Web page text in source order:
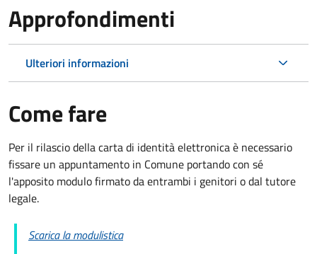
Approfondimenti
Ulteriori informazioni
Come fare
Per il rilascio della carta di identità elettronica è necessario
fissare un appuntamento in Comune portando con sé
l'apposito modulo firmato da entrambi i genitori o dal tutore
legale.
Scarica la modulistica